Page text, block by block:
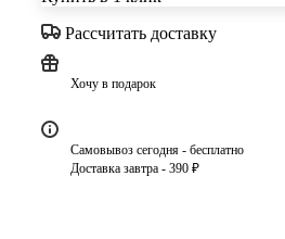
Рассчитать доставку
Хочу в подарок
Самовывоз сегодня - бесплатно
Доставка завтра - 390 ₽